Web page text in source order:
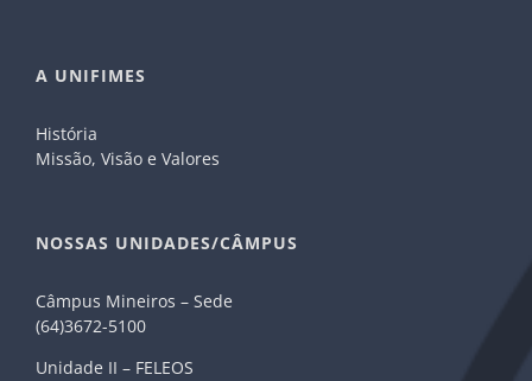
A UNIFIMES
História
Missão, Visão e Valores
NOSSAS UNIDADES/CÂMPUS
Câmpus Mineiros – Sede
(64)3672-5100
Unidade II – FELEOS